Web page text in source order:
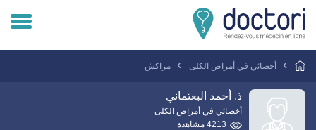
تسجيل دخول المريض
تسجيل دخول الطبيب
أخصائي في أمراض الكلى مراكش
ذ. أحمد البعتماني
أخصائي في أمراض الكلى
4213 مشاهدة